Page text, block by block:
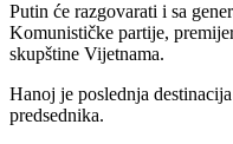
Putin će razgovarati i sa
Komunističke partije,
skupštine Vijetnama.
Hanoj je poslednja
predsednika.